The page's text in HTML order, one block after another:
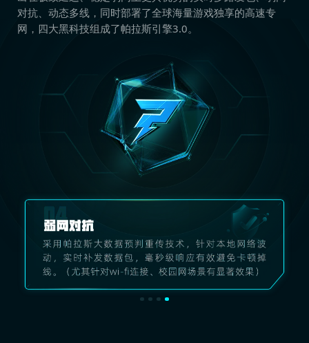
对抗、动态多线，同时部署了全球海量游戏独享的高速专
网，四大黑科技组成了帕拉斯引擎3.0。